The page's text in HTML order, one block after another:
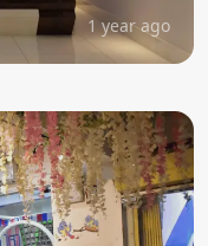
1 year ago